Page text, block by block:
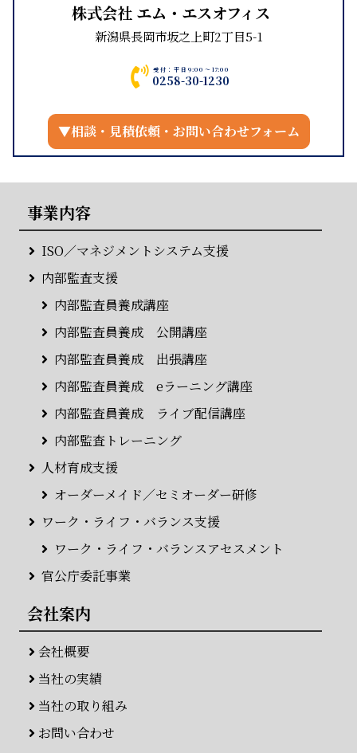
株式会社 エム・エスオフィス
新潟県長岡市坂之上町2丁目5-1
0258-30-1230
受付：平日9:00～17:00
▼相談・見積依頼・お問い合わせフォーム
事業内容
ISO／マネジメントシステム支援
内部監査支援
内部監査員養成講座
内部監査員養成 公開講座
内部監査員養成 出張講座
内部監査員養成 eラーニング講座
内部監査員養成 ライブ配信講座
内部監査トレーニング
人材育成支援
オーダーメイド／セミオーダー研修
ワーク・ライフ・バランス支援
ワーク・ライフ・バランスアセスメント
官公庁委託事業
会社案内
会社概要
当社の実績
当社の取り組み
お問い合わせ